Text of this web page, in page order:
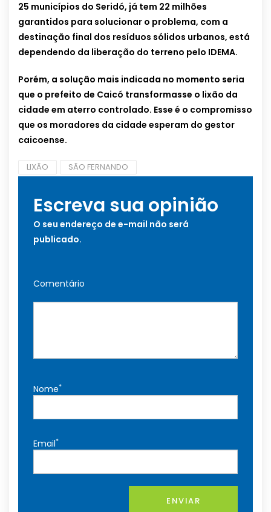
25 municípios do Seridó, já tem 22 milhões
garantidos para solucionar o problema, com a
destinação final dos resíduos sólidos urbanos, está
dependendo da liberação do terreno pelo IDEMA.
Porém, a solução mais indicada no momento seria
que o prefeito de Caicó transformasse o lixão da
cidade em aterro controlado. Esse é o compromisso
que os moradores da cidade esperam do gestor
caicoense.
LIXÃO SÃO FERNANDO
Escreva sua opinião
O seu endereço de e-mail não será
publicado.
Comentário
Nome*
Email*
ENVIAR